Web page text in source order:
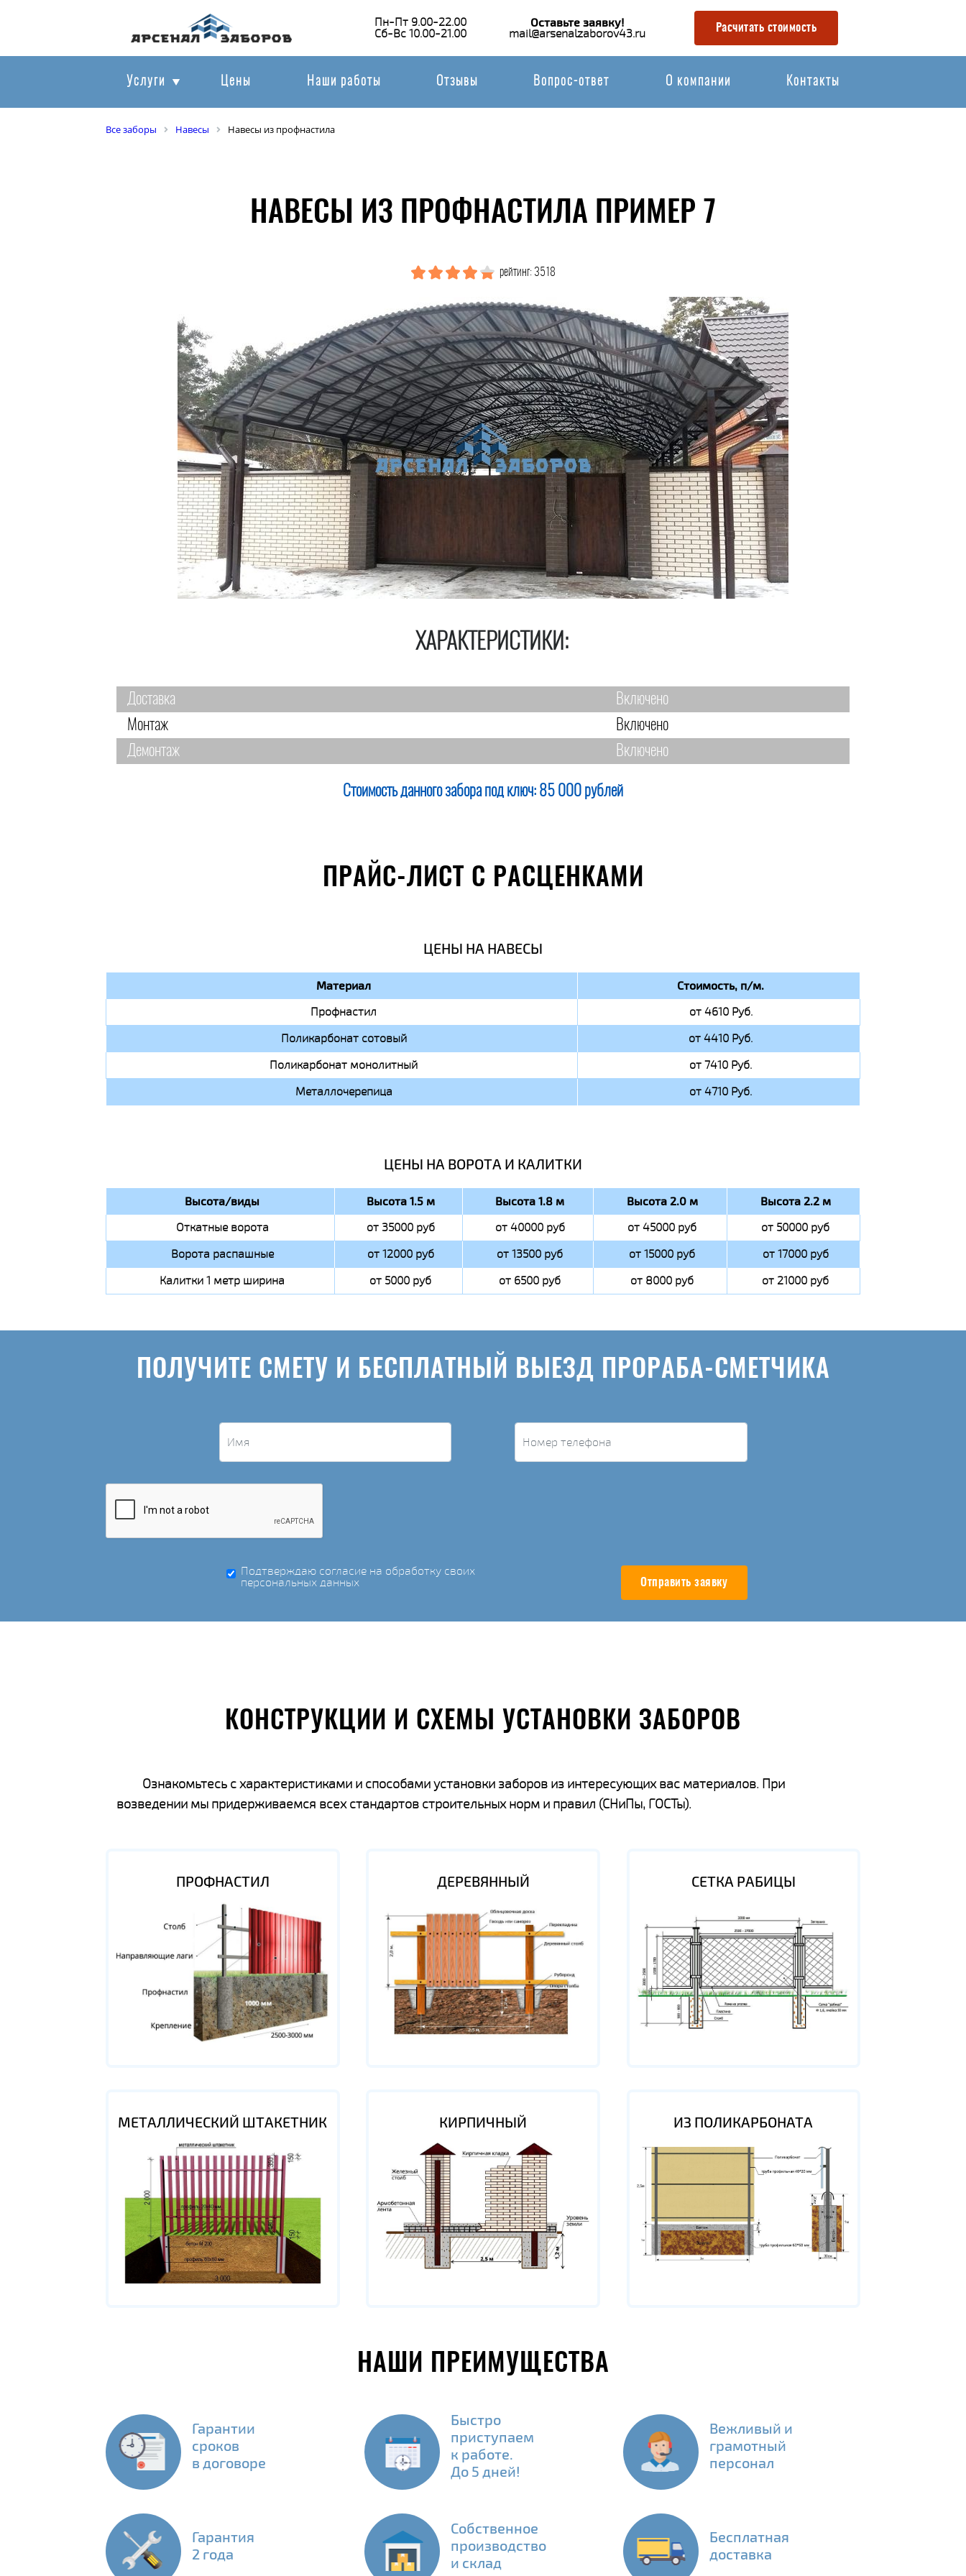
Пн-Пт 9.00-22.00
Сб-Вс 10.00-21.00
Оставьте заявку!
mail@arsenalzaborov43.ru Расчитать стоимость
Услуги Цены Наши работы Отзывы Вопрос-ответ О компании Контакты
Все заборы Навесы Навесы из профнастила
НАВЕСЫ ИЗ ПРОФНАСТИЛА ПРИМЕР 7
рейтинг: 3518
ХАРАКТЕРИСТИКИ:
Доставка
Включено
Монтаж
Включено
Демонтаж
Включено
Стоимость данного забора под ключ: 85 000 рублей
ПРАЙС-ЛИСТ С РАСЦЕНКАМИ
ЦЕНЫ НА НАВЕСЫ
Материал Стоимость, п/м.
Профнастил
от 4610 Руб.
Поликарбонат сотовый
от 4410 Руб.
Поликарбонат монолитный
от 7410 Руб.
Металлочерепица
от 4710 Руб.
ЦЕНЫ НА ВОРОТА И КАЛИТКИ
Высота/виды Высота 1.5 м Высота 1.8 м Высота 2.0 м Высота 2.2 м
Откатные ворота от 35000 руб от 40000 руб от 45000 руб
от 50000 руб
Ворота распашные
от 12000 руб от 13500 руб от 15000 руб
от 17000 руб
Калитки 1 метр ширина
от 5000 руб от 6500 руб от 8000 руб от 21000 руб
ПОЛУЧИТЕ СМЕТУ И БЕСПЛАТНЫЙ ВЫЕЗД ПРОРАБА-СМЕТЧИКА
Подтверждаю согласие на обработку своих
персональных данных Отправить заявку
КОНСТРУКЦИИ И СХЕМЫ УСТАНОВКИ ЗАБОРОВ
Ознакомьтесь с характеристиками и способами установки заборов из интересующих вас материалов. При
возведении мы придерживаемся всех стандартов строительных норм и правил (СНиПы, ГОСТы).
ПРОФНАСТИЛ ДЕРЕВЯННЫЙ СЕТКА РАБИЦЫ
МЕТАЛЛИЧЕСКИЙ ШТАКЕТНИК КИРПИЧНЫЙ ИЗ ПОЛИКАРБОНАТА
НАШИ ПРЕИМУЩЕСТВА
Гарантии
сроков
в договоре
Быстро
приступаем
к работе.
До 5 дней!
Вежливый и
грамотный
персонал
Гарантия
2 года
Собственное
производство
и склад
Бесплатная
доставка